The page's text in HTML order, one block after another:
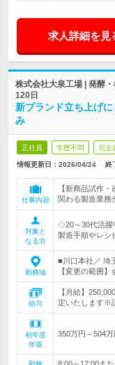
求人詳細を見
株式会社大泉工場 | 発酵
120日
新ブランド立ち上げ
み
正社員 学歴不問 完全
情報更新日：2026/04/24 終
仕事内容
【新商品試作
関わる製造業務
対象と
なる方
◇20～30代活躍
製造手順やレ
勤務地
■川口本社／ 埼
【変更の範囲
給与
【月給】
定いたします※
初年度
年収
350万円～504万